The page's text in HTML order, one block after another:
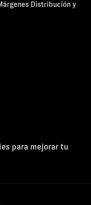
Distribución y
para mejorar tu